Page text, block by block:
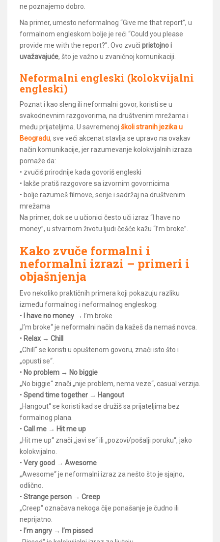
ne poznajemo dobro.
Na primer, umesto neformalnog “Give me that report”, u
formalnom engleskom bolje je reći “Could you please
provide me with the report?”. Ovo zvuči pristojno i
uvažavajuće, što je važno u zvaničnoj komunikaciji.
Neformalni engleski (kolokvijalni
engleski)
Poznat i kao sleng ili neformalni govor, koristi se u
svakodnevnim razgovorima, na društvenim mrežama i
među prijateljima. U savremenoj školi stranih jezika u
Beogradu, sve veći akcenat stavlja se upravo na ovakav
način komunikacije, jer razumevanje kolokvijalnih izraza
pomaže da:
• zvučiš prirodnije kada govoriš engleski
• lakše pratiš razgovore sa izvornim govornicima
• bolje razumeš filmove, serije i sadržaj na društvenim
mrežama
Na primer, dok se u učionici često uči izraz “I have no
money”, u stvarnom životu ljudi češće kažu “I’m broke”.
Kako zvuče formalni i
neformalni izrazi – primeri i
objašnjenja
Evo nekoliko praktičnih primera koji pokazuju razliku
između formalnog i neformalnog engleskog:
• I have no money → I’m broke
„I’m broke“ je neformalni način da kažeš da nemaš novca.
• Relax → Chill
„Chill“ se koristi u opuštenom govoru, znači isto što i
„opusti se“.
• No problem → No biggie
„No biggie“ znači „nije problem, nema veze“, casual verzija.
• Spend time together → Hangout
„Hangout“ se koristi kad se družiš sa prijateljima bez
formalnog plana.
• Call me → Hit me up
„Hit me up“ znači „javi se“ ili „pozovi/pošalji poruku“, jako
kolokvijalno.
• Very good → Awesome
„Awesome“ je neformalni izraz za nešto što je sjajno,
odlično.
• Strange person → Creep
„Creep“ označava nekoga čije ponašanje je čudno ili
neprijatno.
• I’m angry → I’m pissed